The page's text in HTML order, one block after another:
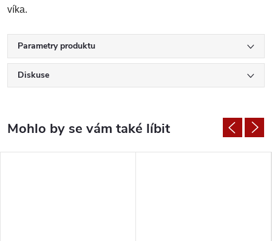
víka.
Parametry produktu
Diskuse